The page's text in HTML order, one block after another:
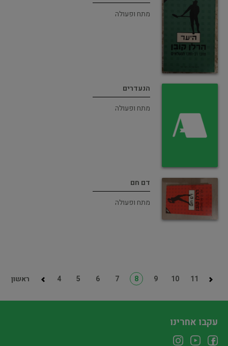
מתח ופעולה
הנעדרים
מתח ופעולה
דם חם
מתח ופעולה
ראשון 4 5 6 7 8 9 10 11
עקבו אחרינו